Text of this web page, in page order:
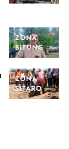
ZONA
BITUNG
ZONA
SITARO